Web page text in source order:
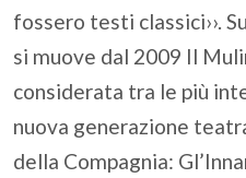
fossero testi classici››.
si muove dal 2009 Il
considerata tra le più
nuova generazione
della Compagnia: